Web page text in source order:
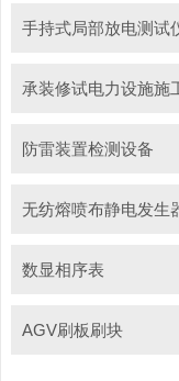
手持式局部放电测试
承装修试电力设施施
防雷装置检测设备
无纺熔喷布静电发生
数显相序表
AGV刷板刷块